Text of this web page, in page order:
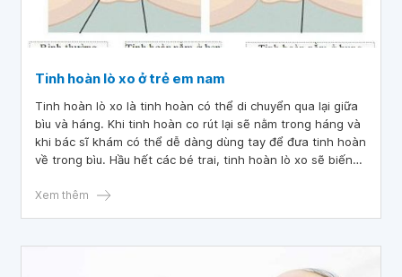
Tinh hoàn lò xo ở trẻ em nam
Tinh hoàn lò xo là tinh hoàn có thể di chuyển qua lại giữa
bìu và háng. Khi tinh hoàn co rút lại sẽ nằm trong háng và
khi bác sĩ khám có thể dễ dàng dùng tay để đưa tinh hoàn
về trong bìu. Hầu hết các bé trai, tinh hoàn lò xo sẽ biến
vẫn còn ở trong háng và không thể di chuyển được nữa.
Xem thêm